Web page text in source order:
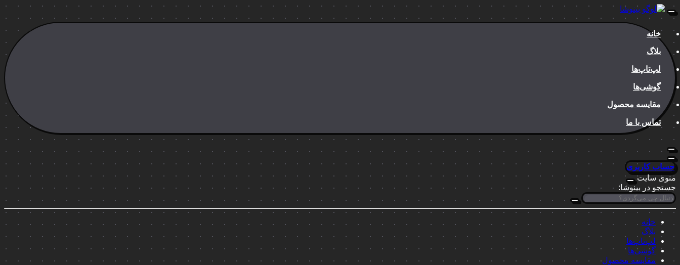
خانه
بلاگ
لپ‌تاپ‌ها
گوشی‌ها
مقایسه محصول
تماس با ما
حساب کاربری
منوی سایت
جستجو در بینوشا:
خانه
بلاگ
لپ‌تاپ‌ها
گوشی‌ها
مقایسه محصول